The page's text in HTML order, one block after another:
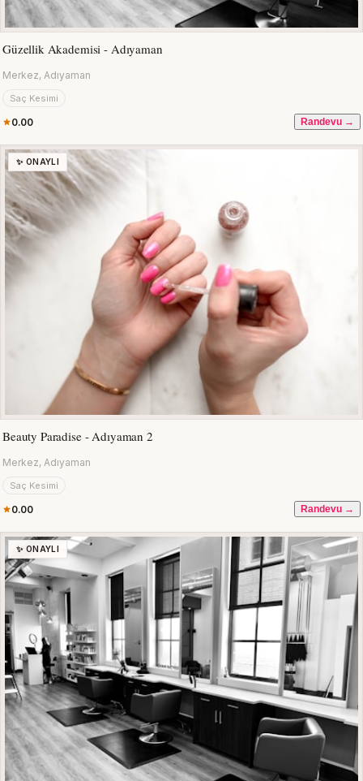
Güzellik Akademisi - Adıyaman
Merkez, Adıyaman
Saç Kesimi
0.00 Randevu →
✨ ONAYLI
Beauty Paradise - Adıyaman 2
Merkez, Adıyaman
Saç Kesimi
0.00 Randevu →
✨ ONAYLI